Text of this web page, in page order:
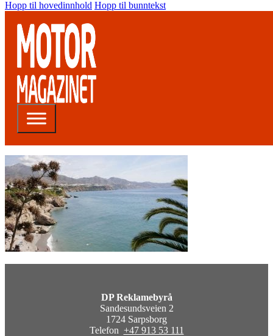
Hopp til hovedinnhold Hopp til bunntekst
DP Reklamebyrå
Sandesundsveien 2
1724 Sarpsborg
Telefon +47 913 53 111